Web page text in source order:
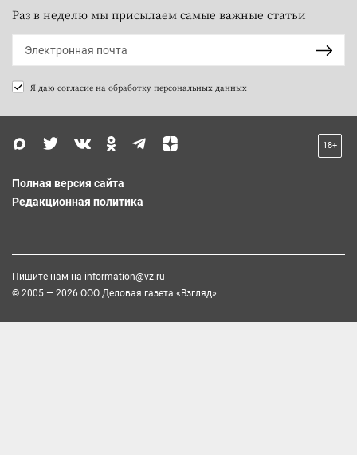
Раз в неделю мы присылаем самые важные статьи
Я даю согласие на обработку персональных данных
18+
Полная версия сайта
Редакционная политика
Пишите нам на information@vz.ru
© 2005 — 2026 ООО Деловая газета «Взгляд»